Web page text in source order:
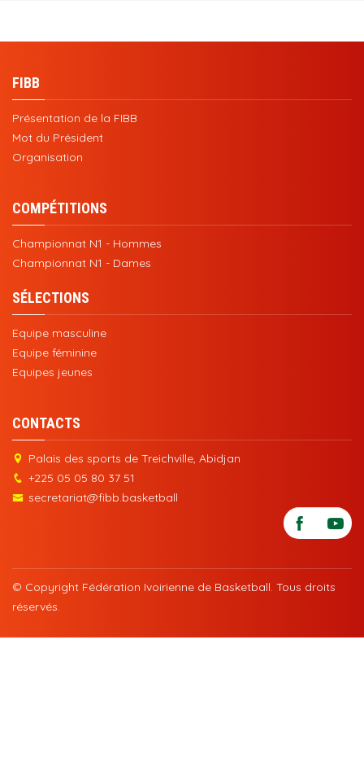
FIBB
Présentation de la FIBB
Mot du Président
Organisation
COMPÉTITIONS
Championnat N1 - Hommes
Championnat N1 - Dames
SÉLECTIONS
Equipe masculine
Equipe féminine
Equipes jeunes
CONTACTS
Palais des sports de Treichville, Abidjan
+225 05 05 80 37 51
secretariat@fibb.basketball
© Copyright Fédération Ivoirienne de Basketball. Tous droits
réservés.